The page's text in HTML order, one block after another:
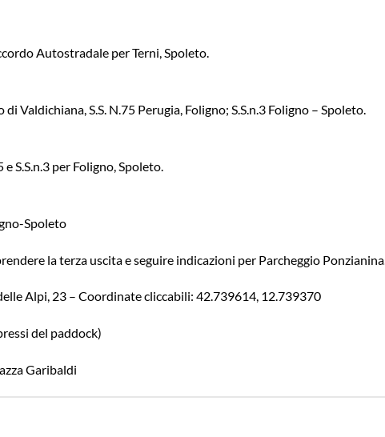
Autostradale per Terni, Spoleto.
Valdichiana, S.S. N.75 Perugia, Foligno; S.S.n.3 Foligno – Spoleto.
S.S.n.3 per Foligno, Spoleto.
Spoleto
la terza uscita e seguire indicazioni per Parcheggio Ponzianina.
Alpi, 23 – Coordinate cliccabili: 42.739614, 12.739370
del paddock)
Garibaldi